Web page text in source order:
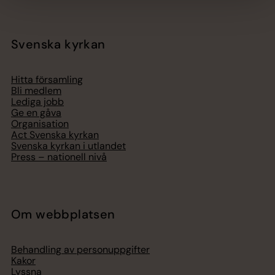
Svenska kyrkan
Hitta församling
Bli medlem
Lediga jobb
Ge en gåva
Organisation
Act Svenska kyrkan
Svenska kyrkan i utlandet
Press – nationell nivå
Om webbplatsen
Behandling av personuppgifter
Kakor
Lyssna